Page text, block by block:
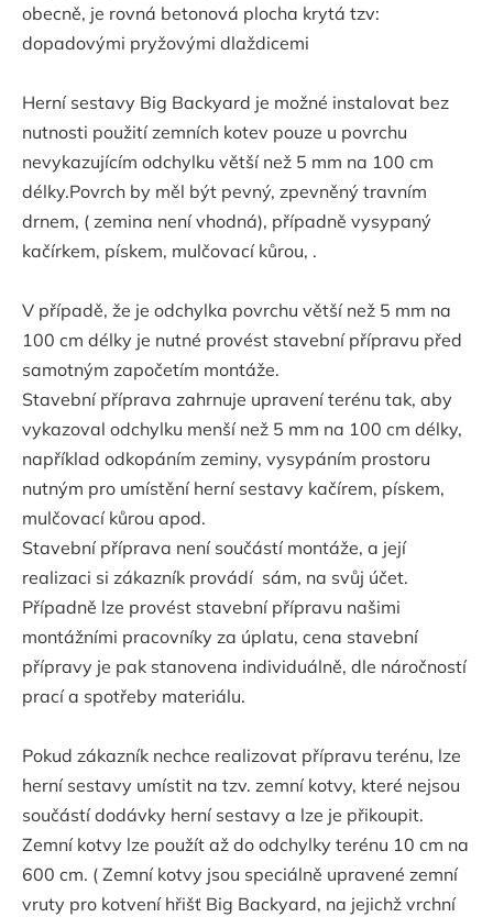
obecně, je rovná betonová plocha krytá tzv:
dopadovými pryžovými dlaždicemi
Herní sestavy Big Backyard je možné instalovat bez
nutnosti použití zemních kotev pouze u povrchu
nevykazujícím odchylku větší než 5 mm na 100 cm
délky.Povrch by měl být pevný, zpevněný travním
drnem, ( zemina není vhodná), případně vysypaný
kačírkem, pískem, mulčovací kůrou, .
V případě, že je odchylka povrchu větší než 5 mm na
100 cm délky je nutné provést stavební přípravu před
samotným započetím montáže.
Stavební příprava zahrnuje upravení terénu tak, aby
vykazoval odchylku menší než 5 mm na 100 cm délky,
například odkopáním zeminy, vysypáním prostoru
nutným pro umístění herní sestavy kačírem, pískem,
mulčovací kůrou apod.
Stavební příprava není součástí montáže, a její
realizaci si zákazník provádí sám, na svůj účet.
Případně lze provést stavební přípravu našimi
montážními pracovníky za úplatu, cena stavební
přípravy je pak stanovena individuálně, dle náročností
prací a spotřeby materiálu.
Pokud zákazník nechce realizovat přípravu terénu, lze
herní sestavy umístit na tzv. zemní kotvy, které nejsou
součástí dodávky herní sestavy a lze je přikoupit.
Zemní kotvy lze použít až do odchylky terénu 10 cm na
600 cm. ( Zemní kotvy jsou speciálně upravené zemní
vruty pro kotvení hřišť Big Backyard, na jejichž vrchní